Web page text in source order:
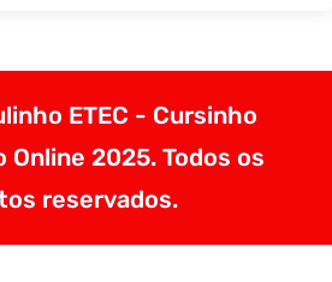
ETEC - Cursinho
Online 2025. Todos os
reservados.